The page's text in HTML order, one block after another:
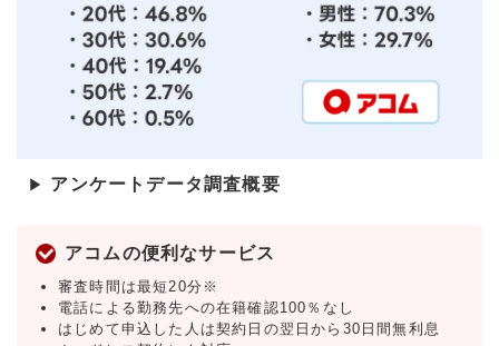
▶ アンケートデータ調査概要
アコムの便利なサービス
審査時間は最短20分※
電話による勤務先への在籍確認100％なし
はじめて申込した人は契約日の翌日から30日間無利息